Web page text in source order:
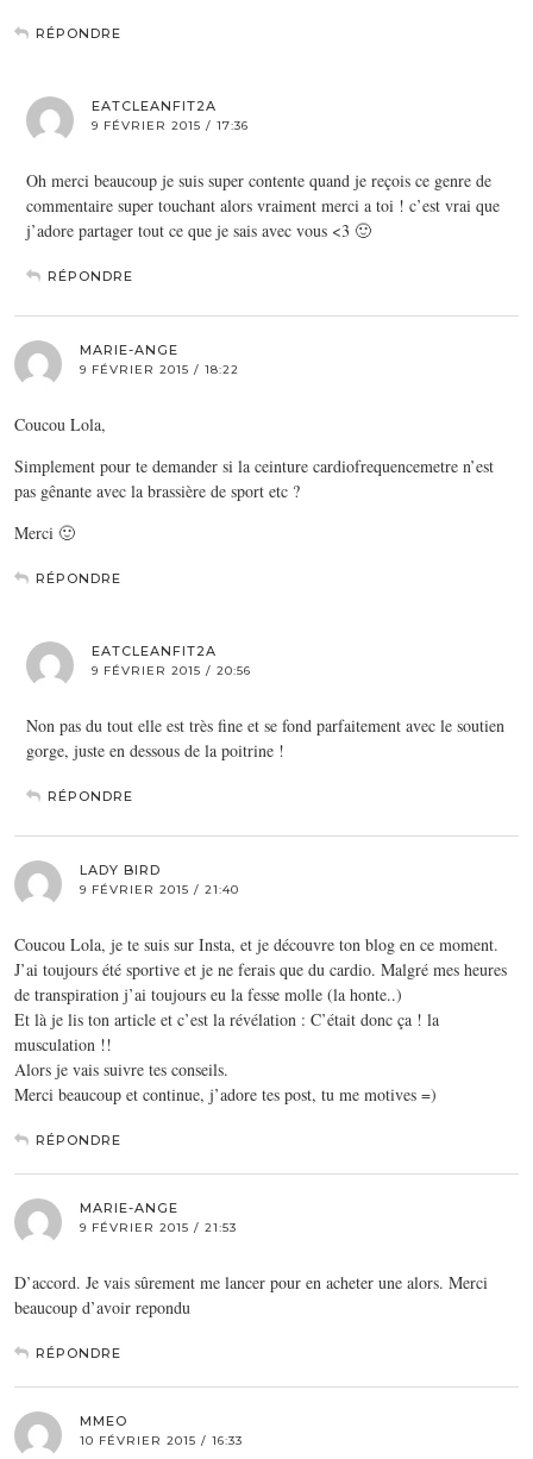
RÉPONDRE
EATCLEANFIT2A
9 FÉVRIER 2015 / 17:36
Oh merci beaucoup je suis super contente quand je reçois ce genre de
commentaire super touchant alors vraiment merci a toi ! c’est vrai que
j’adore partager tout ce que je sais avec vous <3 🙂
RÉPONDRE
MARIE-ANGE
9 FÉVRIER 2015 / 18:22
Coucou Lola,
Simplement pour te demander si la ceinture cardiofrequencemetre n’est
pas gênante avec la brassière de sport etc ?
Merci 🙂
RÉPONDRE
EATCLEANFIT2A
9 FÉVRIER 2015 / 20:56
Non pas du tout elle est très fine et se fond parfaitement avec le soutien
gorge, juste en dessous de la poitrine !
RÉPONDRE
LADY BIRD
9 FÉVRIER 2015 / 21:40
Coucou Lola, je te suis sur Insta, et je découvre ton blog en ce moment.
J’ai toujours été sportive et je ne ferais que du cardio. Malgré mes heures
de transpiration j’ai toujours eu la fesse molle (la honte..)
Et là je lis ton article et c’est la révélation : C’était donc ça ! la
musculation !!
Alors je vais suivre tes conseils.
Merci beaucoup et continue, j’adore tes post, tu me motives =)
RÉPONDRE
MARIE-ANGE
9 FÉVRIER 2015 / 21:53
D’accord. Je vais sûrement me lancer pour en acheter une alors. Merci
beaucoup d’avoir repondu
RÉPONDRE
MMEO
10 FÉVRIER 2015 / 16:33